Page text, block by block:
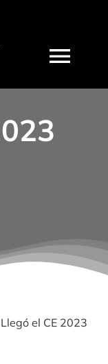
CURSOS
Llegó el CE 2023